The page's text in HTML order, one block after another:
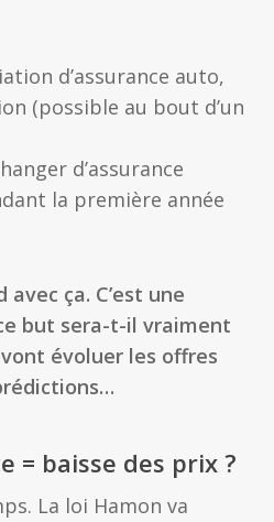
d’assurance auto,
(possible au bout d’un
d’assurance
la première année
avec ça. C’est une
but sera-t-il vraiment
évoluer les offres
= baisse des prix ?
La loi Hamon va